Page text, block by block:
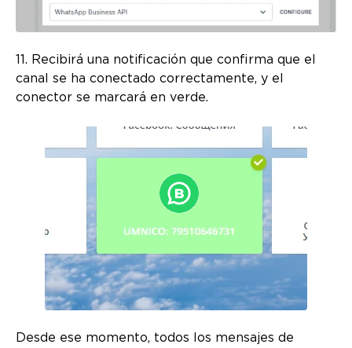
11. Recibirá una notificación que confirma que el
canal se ha conectado correctamente, y el
conector se marcará en verde.
Desde ese momento, todos los mensajes de